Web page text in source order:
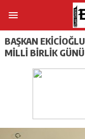
BAŞKAN
MİLLİ BİRLİK